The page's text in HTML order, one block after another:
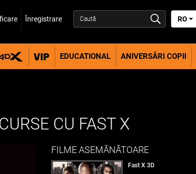
Înregistrare RO
EDUCATIONAL ANIVERSĂRI COPII
CU FAST X
FILME ASEMĂNĂTOARE
Fast X 3D